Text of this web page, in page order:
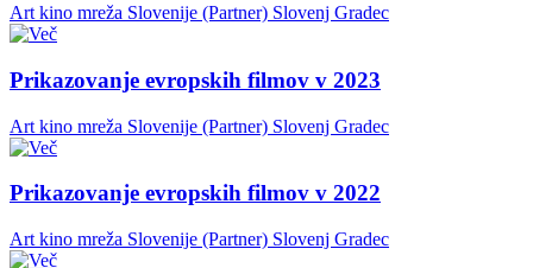
Art kino mreža Slovenije (Partner) Slovenj Gradec
Prikazovanje evropskih filmov v 2023
Art kino mreža Slovenije (Partner) Slovenj Gradec
Prikazovanje evropskih filmov v 2022
Art kino mreža Slovenije (Partner) Slovenj Gradec